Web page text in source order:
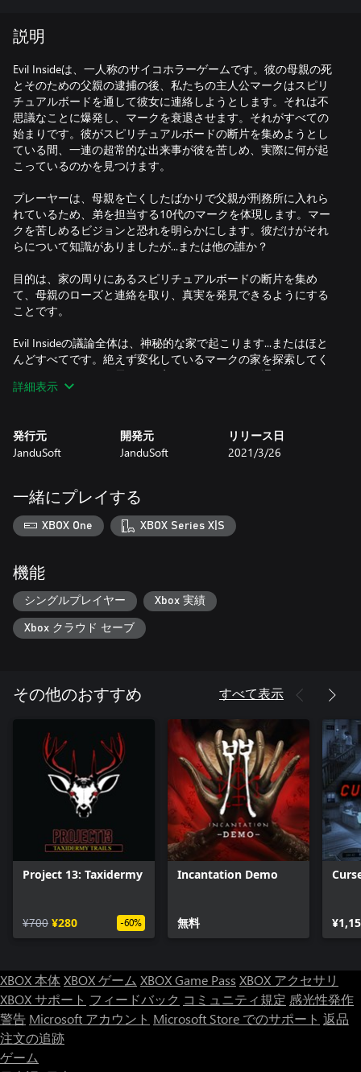
説明
Evil Insideは、一人称のサイコホラーゲームです。彼の母親の死
とそのための父親の逮捕の後、私たちの主人公マークはスピリ
チュアルボードを通して彼女に連絡しようとします。それは不
思議なことに爆発し、マークを衰退させます。それがすべての
始まりです。彼がスピリチュアルボードの断片を集めようとし
ている間、一連の超常的な出来事が彼を苦しめ、実際に何が起
こっているのかを見つけます。
プレーヤーは、母親を亡くしたばかりで父親が刑務所に入れら
れているため、弟を担当する10代のマークを体現します。マー
クを苦しめるビジョンと恐れを明らかにします。彼だけがそれ
らについて知識がありましたが...または他の誰か？
目的は、家の周りにあるスピリチュアルボードの断片を集め
て、母親のローズと連絡を取り、真実を発見できるようにする
ことです。
Evil Insideの議論全体は、神秘的な家で起こります...またはほと
んどすべてです。絶えず変化しているマークの家を探索してく
ださい。ゆっくりと雰囲気が変わります。見かけ通りのものな
ど何もありません。あなたの恐れを打ち負かしてください。恐
すべてが非常に奇妙でした。なぜお父さんはそれをしたのです
ありません。私は真実を知る必要があります...しかし彼女だけ
が知っています。または彼女はそれを知っていました。私は彼
女と話す必要があります、私は真実を発見する必要がありま
す。何が起こった？
あなたはソファに座っています。状況はあなたを克服します。
非常に短い時間であなたの人生は180度回転しました。ほとん
ど気づかずに、あなたは一人で住んでいます。あなたの弟を担
当しています。あなたは台所に行きます、きしみ。ライトが突
然点滅します。あなたは一人かそう思います。このすべてに、
あなたの最大の恐れが叶います。孤独と闇があなたに侵入しま
詳細表示
発行元
JanduSoft
開発元
JanduSoft
リリース日
2021/3/26
一緒にプレイする
XBOX One XBOX Series X|S
機能
シングルプレイヤー Xbox 実績
Xbox クラウド セーブ
その他のおすすめ すべて表示
Project 13: Taxidermy
¥700 ¥280 -60%
Incantation Demo
無料
XBOX 本体XBOX ゲーム XBOX Game Pass XBOX アクセサリ
XBOX サポート フィードバック コミュニティ規定 感光性発作
警告 Microsoft アカウント Microsoft Store でのサポート 返品
注文の追跡
ゲーム